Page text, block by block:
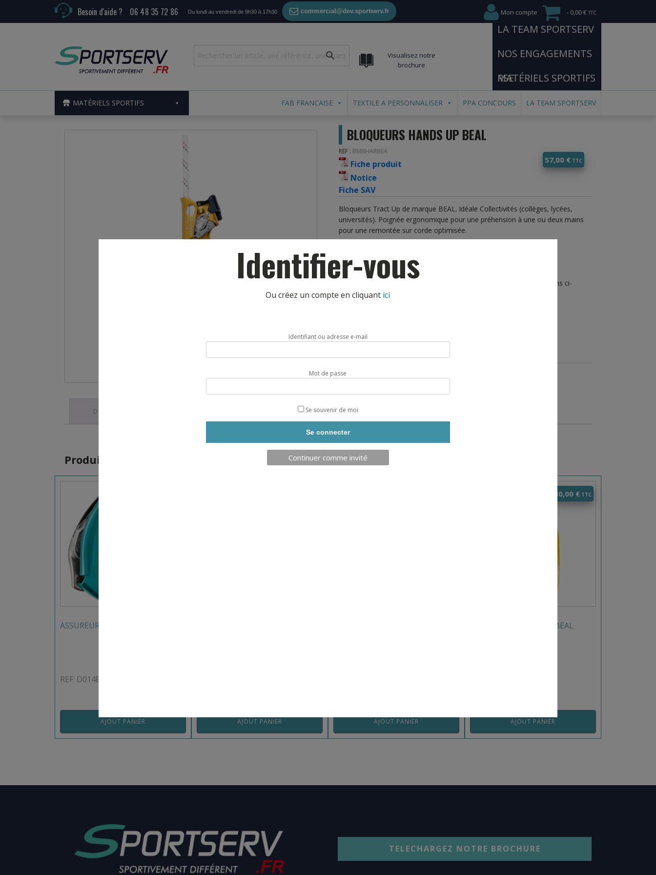
Besoin d'aide ? 06 48 35 72 86 Du lundi au vendredi de 9h30 à 17h30 commercial@dev.sportserv.fr Mon compte 0,00 €
Visualisez notre
brochure
LA TEAM SPORTSERV
NOS ENGAGEMENTS
RSE
MATÉRIELS SPORTIFS
MATÉRIELS SPORTIFS FAB FRANCAISE TEXTILE A PERSONNALISER PPA CONCOURS LA TEAM SPORTSERV
BLOQUEURS HANDS UP BEAL
REF : BMBHARBEA
Fiche produit
Notice
Fiche SAV
57,00 €
Bloqueurs Tract Up de marque BEAL. Idéale Collectivités (collèges, lycées,
universités). Poignée ergonomique pour une préhension à une ou deux mains
pour une remontée sur corde optimisée.
Normes CE et UIAA.
Déclaration de conformité et certification UIAA disponibles sur les liens ci-
dessus.
de
HANDS
BEAL
DESCRIPTION
Produits similaires
ASSUREUR GRIRI 3 PETZL
REF: D014BAPET
AJOUT PANIER AJOUT PANIER AJOUT PANIER
POULIES TRANSFAIR 1 BEAL
30,00 €
AJOUT PANIER
TELECHARGEZ NOTRE BROCHURE
Identifier-vous
Ou créez un compte en cliquant ici
Identifiant ou adresse e-mail
Mot de passe
Se souvenir de moi
Continuer comme invité